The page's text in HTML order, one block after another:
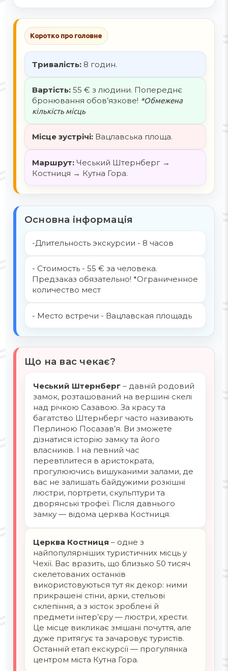
Коротко про головне
Тривалість:8 годин.
Вартість:55 € з людини. Попереднє
бронювання обов’язкове! *Обмежена
кількість місць
Місце зустрічі:Вацлавська площа.
Маршрут:Чеський Штернберг →
Костниця → Кутна Гора.
Основна інформація
-Длительность экскурсии - 8 часов
- Стоимость - 55 € за человека.
Предзаказ обязательно! *Ограниченное
количество мест
- Место встречи - Вацлавская площадь
Що на вас чекає?
Чеський Штернберг – давній родовий
замок, розташований на вершині скелі
над річкою Сазавою. За красу та
багатство Штернберг часто називають
Перлиною Посазав’я. Ви зможете
дізнатися історію замку та його
власників. І на певний час
перевтілитеся в аристократа,
прогулюючись вишуканими залами, де
вас не залишать байдужими розкішні
люстри, портрети, скульптури та
дворянські трофеї. Після давнього
замку — відома церква Костниця.
Церква Костниця – одне з
найпопулярніших туристичних місць у
Чехії. Вас вразить, що близько 50 тисяч
скелетованих останків
використовуються тут як декор: ними
прикрашені стіни, арки, стельові
склепіння, а з кісток зроблені й
предмети інтер’єру — люстри, хрести.
Це місце викликає змішані почуття, але
дуже притягує та зачаровує туристів.
Останній етап екскурсії — прогулянка
центром міста Кутна Гора.